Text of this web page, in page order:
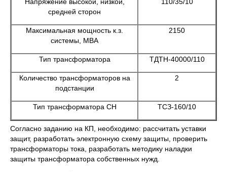
средней сторон
Максимальная мощность к.з.
системы, МВА
2150
Тип трансформатора ТДТН-40000/110
Количество трансформаторов на
подстанции
2
Тип трансформатора СН ТСЗ-160/10
Согласно заданию на КП, необходимо: рассчитать уставки
защит, разработать электронную схему защиты, проверить
трансформаторы тока, разработать методику наладки
защиты трансформатора собственных нужд.